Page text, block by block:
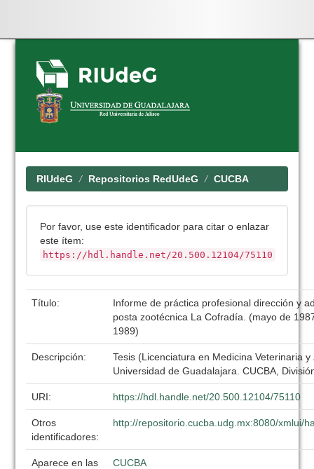
Skip
navigation
RIUdeG Repositorios RedUdeG CUCBA
Por favor, use este identificador para citar o enlazar
este ítem:
https://hdl.handle.net/20.500.12104/75110
Título:
Informe de práctica profesional dirección y
posta zootécnica La Cofradía. (mayo de
1989)
Descripción:
Tesis (Licenciatura en Medicina Veterinaria
Universidad de Guadalajara. CUCBA,
URI: https://hdl.handle.net/20.500.12104/75110
Otros
identificadores:
http://repositorio.cucba.udg.mx:8080/xmlui/
Aparece en las
CUCBA